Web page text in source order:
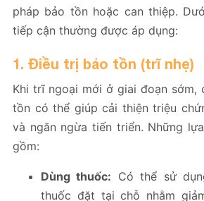
pháp bảo tồn hoặc can thiệp.
tiếp cận thường được áp dụng:
1. Điều trị bảo tồn (trĩ nhẹ)
Khi trĩ ngoại mới ở giai đoạn sớm,
tồn có thể giúp cải thiện triệu
và ngăn ngừa tiến triển. Những
gồm:
Dùng thuốc: Có thể sử
thuốc đặt tại chỗ nhằm